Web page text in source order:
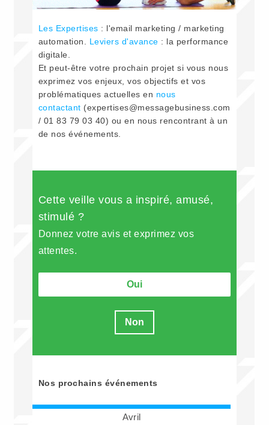
Les Expertises : l'email marketing / marketing
automation. Leviers d'avance : la performance
digitale.
Et peut-être votre prochain projet si vous nous
exprimez vos enjeux, vos objectifs et vos
problématiques actuelles en nous
contactant (expertises@messagebusiness.com
/ 01 83 79 03 40) ou en nous rencontrant à un
de nos événements.
Cette veille vous a inspiré, amusé,
stimulé ?
Donnez votre avis et exprimez vos
attentes.
Oui
Non
Nos prochains événements
Avril